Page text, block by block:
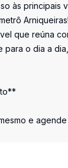
às principais
Arniqueiras!
que reúna
para o dia a
e agende